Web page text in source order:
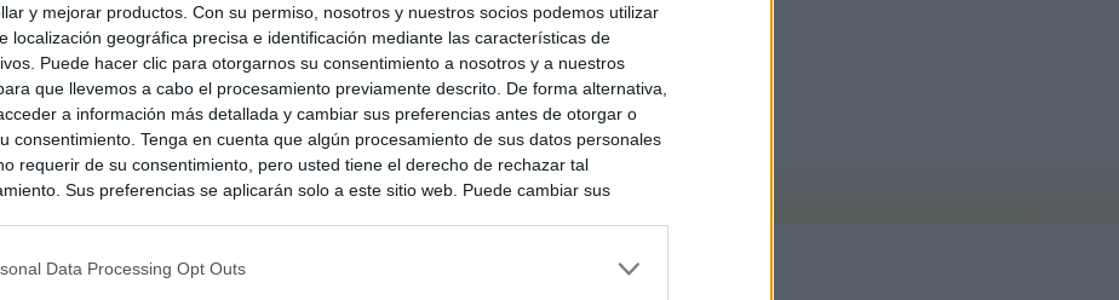
y mejorar productos. Con su permiso, nosotros y nuestros socios podemos utilizar
localización geográfica precisa e identificación mediante las características de
Puede hacer clic para otorgarnos su consentimiento a nosotros y a nuestros
que llevemos a cabo el procesamiento previamente descrito. De forma alternativa,
a información más detallada y cambiar sus preferencias antes de otorgar o
consentimiento. Tenga en cuenta que algún procesamiento de sus datos personales
requerir de su consentimiento, pero usted tiene el derecho de rechazar tal
Sus preferencias se aplicarán solo a este sitio web. Puede cambiar sus
Data Processing Opt Outs